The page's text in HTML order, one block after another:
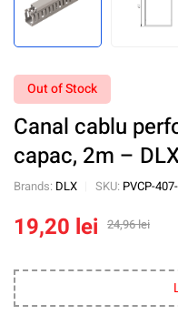
Out of Stock
Canal cablu
capac, 2m –
Brands: DLX SKU: PVCP-
24,96lei
19,20 lei